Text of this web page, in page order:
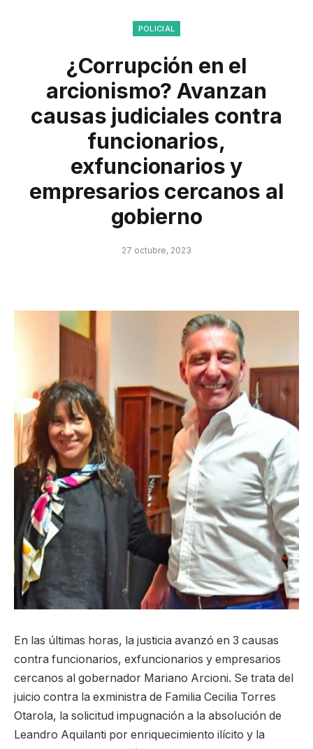
POLICIAL
¿Corrupción en el
arcionismo? Avanzan
causas judiciales contra
funcionarios,
exfuncionarios y
empresarios cercanos al
gobierno
27 octubre, 2023
En las últimas horas, la justicia avanzó en 3 causas
contra funcionarios, exfuncionarios y empresarios
cercanos al gobernador Mariano Arcioni. Se trata del
juicio contra la exministra de Familia Cecilia Torres
Otarola, la solicitud impugnación a la absolución de
Leandro Aquilanti por enriquecimiento ilícito y la